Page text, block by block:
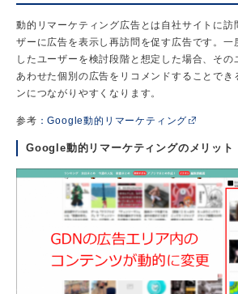
動的リマーケティング広告とは自社サイトに訪
ザーに広告を表示し再訪問を促す広告です。一
したユーザーを検討段階と想定した場合、その
あわせた個別の広告をリコメンドすることでき
ンにつながりやすくなります。
参考 ：Google動的リマーケティング
Google動的リマーケティングのメリット